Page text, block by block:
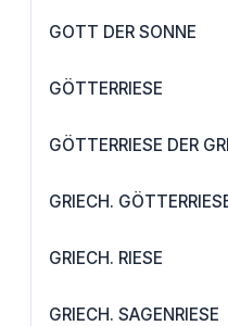
GOTT DER SONNE
GÖTTERRIESE
GÖTTERRIESE DER
GRIECH.
GRIECH. RIESE
GRIECH. SAGENRIESE